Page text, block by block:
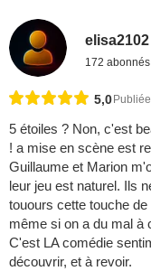
elisa2102
172 abonnés
5,0
5 étoiles ? Non, c'est
! a mise en scène est
Guillaume et Marion
leur jeu est naturel. Ils
touours cette touche
même si on a du mal à
C'est LA comédie
découvrir, et à revoir.